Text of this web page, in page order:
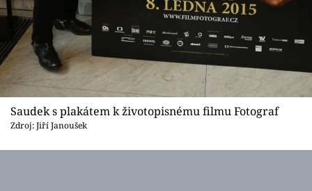
Saudek s plakátem k životopisnému filmu Fotograf
Zdroj: Jiří Janoušek